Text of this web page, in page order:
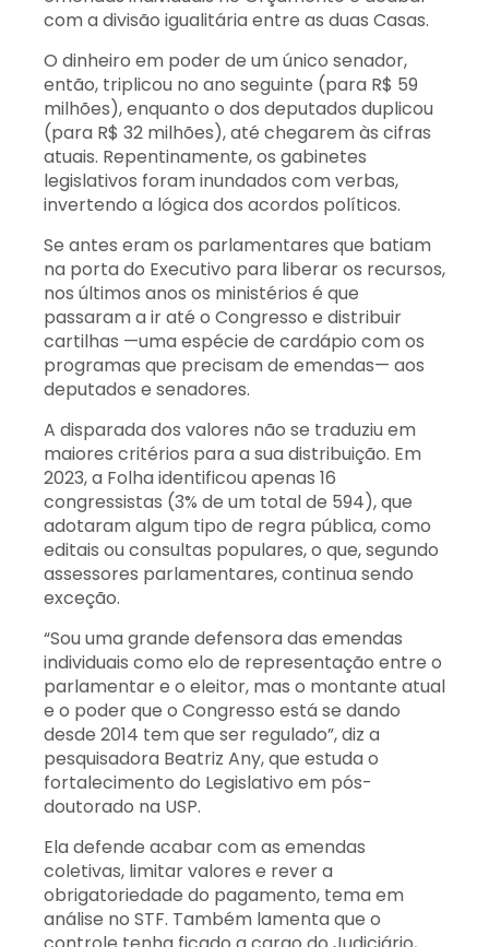
com a divisão igualitária entre as duas Casas.
O dinheiro em poder de um único senador,
então, triplicou no ano seguinte (para R$ 59
milhões), enquanto o dos deputados duplicou
(para R$ 32 milhões), até chegarem às cifras
atuais. Repentinamente, os gabinetes
legislativos foram inundados com verbas,
invertendo a lógica dos acordos políticos.
Se antes eram os parlamentares que batiam
na porta do Executivo para liberar os recursos,
nos últimos anos os ministérios é que
passaram a ir até o Congresso e distribuir
cartilhas —uma espécie de cardápio com os
programas que precisam de emendas— aos
deputados e senadores.
A disparada dos valores não se traduziu em
maiores critérios para a sua distribuição. Em
2023, a Folha identificou apenas 16
congressistas (3% de um total de 594), que
adotaram algum tipo de regra pública, como
editais ou consultas populares, o que, segundo
assessores parlamentares, continua sendo
exceção.
“Sou uma grande defensora das emendas
individuais como elo de representação entre o
parlamentar e o eleitor, mas o montante atual
e o poder que o Congresso está se dando
desde 2014 tem que ser regulado”, diz a
pesquisadora Beatriz Any, que estuda o
fortalecimento do Legislativo em pós-
doutorado na USP.
Ela defende acabar com as emendas
coletivas, limitar valores e rever a
obrigatoriedade do pagamento, tema em
análise no STF. Também lamenta que o